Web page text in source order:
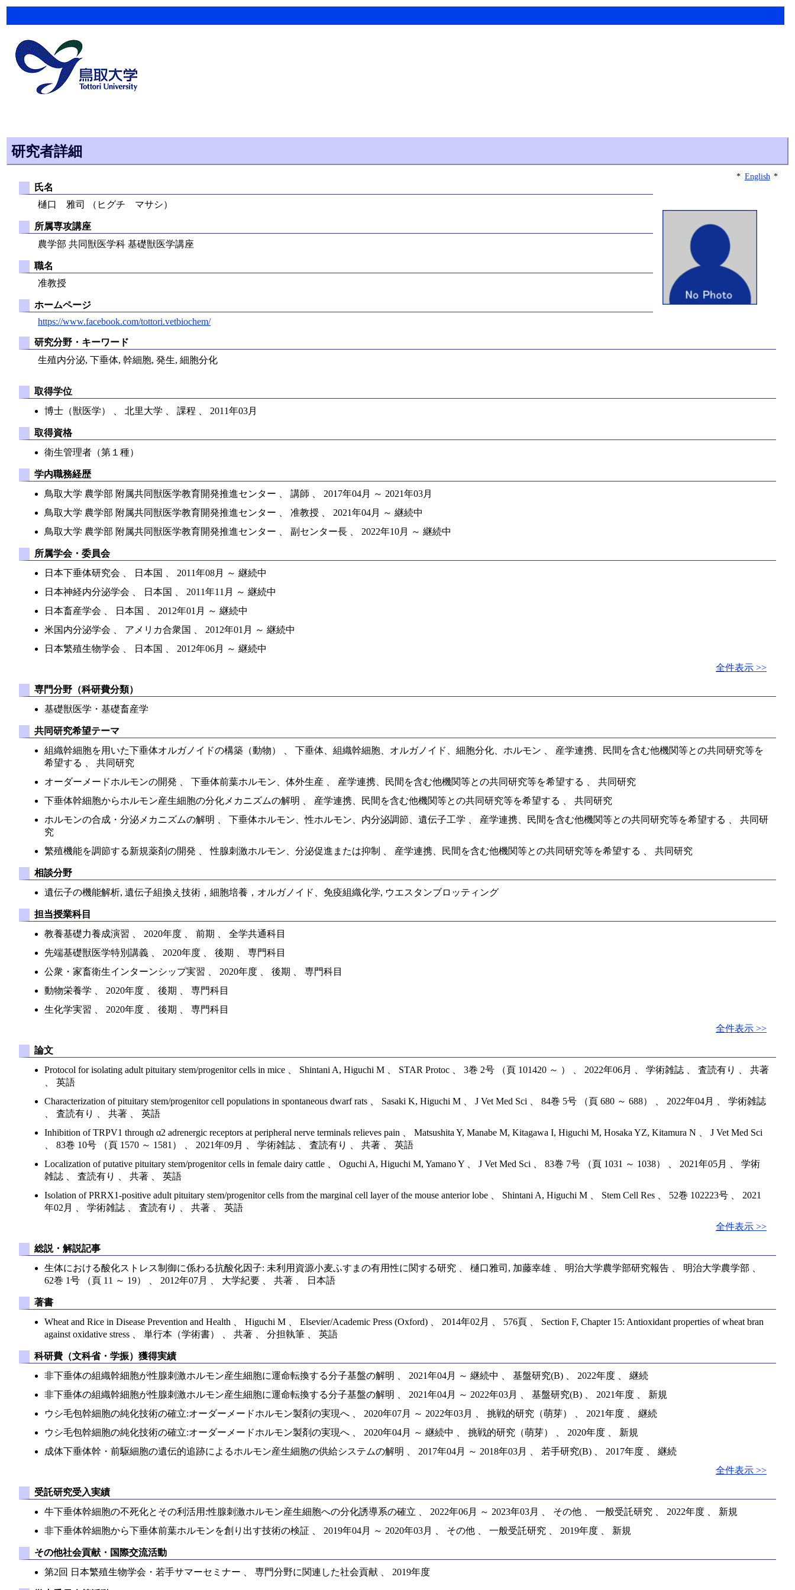
研究者詳細
* English *
氏名
樋口 雅司 （ヒグチ マサシ）
所属専攻講座
農学部 共同獣医学科 基礎獣医学講座
職名
准教授
ホームページ
https://www.facebook.com/tottori.vetbiochem/
研究分野・キーワード
生殖内分泌, 下垂体, 幹細胞, 発生, 細胞分化
取得学位
博士（獣医学） 、 北里大学 、 課程 、 2011年03月
取得資格
衛生管理者（第１種）
学内職務経歴
鳥取大学 農学部 附属共同獣医学教育開発推進センター 、 講師 、 2017年04月 ～ 2021年03月
鳥取大学 農学部 附属共同獣医学教育開発推進センター 、 准教授 、 2021年04月 ～ 継続中
鳥取大学 農学部 附属共同獣医学教育開発推進センター 、 副センター長 、 2022年10月 ～ 継続中
所属学会・委員会
日本下垂体研究会 、 日本国 、 2011年08月 ～ 継続中
日本神経内分泌学会 、 日本国 、 2011年11月 ～ 継続中
日本畜産学会 、 日本国 、 2012年01月 ～ 継続中
米国内分泌学会 、 アメリカ合衆国 、 2012年01月 ～ 継続中
日本繁殖生物学会 、 日本国 、 2012年06月 ～ 継続中
全件表示 >>
専門分野（科研費分類）
基礎獣医学・基礎畜産学
共同研究希望テーマ
組織幹細胞を用いた下垂体オルガノイドの構築（動物） 、 下垂体、組織幹細胞、オルガノイド、細胞分化、ホルモン 、 産学連携、民間を含む他機関等との共同研究等を
希望する 、 共同研究
オーダーメードホルモンの開発 、 下垂体前葉ホルモン、体外生産 、 産学連携、民間を含む他機関等との共同研究等を希望する 、 共同研究
下垂体幹細胞からホルモン産生細胞の分化メカニズムの解明 、 産学連携、民間を含む他機関等との共同研究等を希望する 、 共同研究
ホルモンの合成・分泌メカニズムの解明 、 下垂体ホルモン、性ホルモン、内分泌調節、遺伝子工学 、 産学連携、民間を含む他機関等との共同研究等を希望する 、 共同研
究
繁殖機能を調節する新規薬剤の開発 、 性腺刺激ホルモン、分泌促進または抑制 、 産学連携、民間を含む他機関等との共同研究等を希望する 、 共同研究
相談分野
遺伝子の機能解析, 遺伝子組換え技術，細胞培養，オルガノイド、免疫組織化学, ウエスタンブロッティング
担当授業科目
教養基礎力養成演習 、 2020年度 、 前期 、 全学共通科目
先端基礎獣医学特別講義 、 2020年度 、 後期 、 専門科目
公衆・家畜衛生インターンシップ実習 、 2020年度 、 後期 、 専門科目
動物栄養学 、 2020年度 、 後期 、 専門科目
生化学実習 、 2020年度 、 後期 、 専門科目
全件表示 >>
論文
Protocol for isolating adult pituitary stem/progenitor cells in mice 、 Shintani A, Higuchi M 、 STAR Protoc 、 3巻 2号 （頁 101420 ～ ） 、 2022年06月 、 学術雑誌 、 査読有り 、 共著
、 英語
Characterization of pituitary stem/progenitor cell populations in spontaneous dwarf rats 、 Sasaki K, Higuchi M 、 J Vet Med Sci 、 84巻 5号 （頁 680 ～ 688） 、 2022年04月 、 学術雑誌
、 査読有り 、 共著 、 英語
Inhibition of TRPV1 through α2 adrenergic receptors at peripheral nerve terminals relieves pain 、 Matsushita Y, Manabe M, Kitagawa I, Higuchi M, Hosaka YZ, Kitamura N 、 J Vet Med Sci
、 83巻 10号 （頁 1570 ～ 1581） 、 2021年09月 、 学術雑誌 、 査読有り 、 共著 、 英語
Localization of putative pituitary stem/progenitor cells in female dairy cattle 、 Oguchi A, Higuchi M, Yamano Y 、 J Vet Med Sci 、 83巻 7号 （頁 1031 ～ 1038） 、 2021年05月 、 学術
雑誌 、 査読有り 、 共著 、 英語
Isolation of PRRX1-positive adult pituitary stem/progenitor cells from the marginal cell layer of the mouse anterior lobe 、 Shintani A, Higuchi M 、 Stem Cell Res 、 52巻 102223号 、 2021
年02月 、 学術雑誌 、 査読有り 、 共著 、 英語
全件表示 >>
総説・解説記事
生体における酸化ストレス制御に係わる抗酸化因子: 未利用資源小麦ふすまの有用性に関する研究 、 樋口雅司, 加藤幸雄 、 明治大学農学部研究報告 、 明治大学農学部 、
62巻 1号 （頁 11 ～ 19） 、 2012年07月 、 大学紀要 、 共著 、 日本語
著書
Wheat and Rice in Disease Prevention and Health 、 Higuchi M 、 Elsevier/Academic Press (Oxford) 、 2014年02月 、 576頁 、 Section F, Chapter 15: Antioxidant properties of wheat bran
against oxidative stress 、 単行本（学術書） 、 共著 、 分担執筆 、 英語
科研費（文科省・学振）獲得実績
非下垂体の組織幹細胞が性腺刺激ホルモン産生細胞に運命転換する分子基盤の解明 、 2021年04月 ～ 継続中 、 基盤研究(B) 、 2022年度 、 継続
非下垂体の組織幹細胞が性腺刺激ホルモン産生細胞に運命転換する分子基盤の解明 、 2021年04月 ～ 2022年03月 、 基盤研究(B) 、 2021年度 、 新規
ウシ毛包幹細胞の純化技術の確立:オーダーメードホルモン製剤の実現へ 、 2020年07月 ～ 2022年03月 、 挑戦的研究（萌芽） 、 2021年度 、 継続
ウシ毛包幹細胞の純化技術の確立:オーダーメードホルモン製剤の実現へ 、 2020年04月 ～ 継続中 、 挑戦的研究（萌芽） 、 2020年度 、 新規
成体下垂体幹・前駆細胞の遺伝的追跡によるホルモン産生細胞の供給システムの解明 、 2017年04月 ～ 2018年03月 、 若手研究(B) 、 2017年度 、 継続
全件表示 >>
受託研究受入実績
牛下垂体幹細胞の不死化とその利活用:性腺刺激ホルモン産生細胞への分化誘導系の確立 、 2022年06月 ～ 2023年03月 、 その他 、 一般受託研究 、 2022年度 、 新規
非下垂体幹細胞から下垂体前葉ホルモンを創り出す技術の検証 、 2019年04月 ～ 2020年03月 、 その他 、 一般受託研究 、 2019年度 、 新規
その他社会貢献・国際交流活動
第2回 日本繁殖生物学会・若手サマーセミナー 、 専門分野に関連した社会貢献 、 2019年度